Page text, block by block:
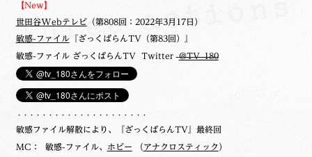
【New】
世田谷Webテレビ（第808回：2022年3月17日）
敏感-ファイル『ざっくばらんTV（第83回）』
敏感-ファイル ざっくばらんTV Twitter @TV_180
・・・・・・・・・・・・・・・・・・・・・
敏感ファイル解散により、『ざっくばらんTV』最終回
MC： 敏感-ファイル、 ホビー （ アナクロスティック ）